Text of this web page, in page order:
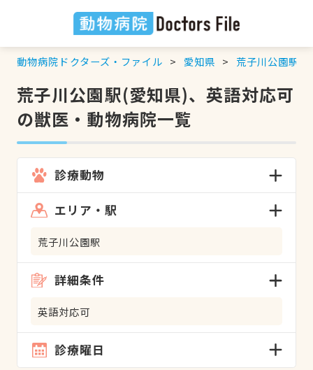
動物病院ドクターズ・ファイル 愛知県 荒子川公園駅
荒子川公園駅(愛知県)、英語対応可
の獣医・動物病院一覧
診療動物
エリア・駅
荒子川公園駅
詳細条件
英語対応可
診療曜日